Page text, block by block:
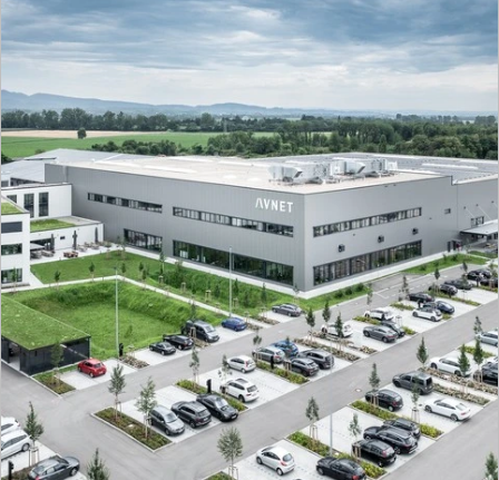
LIST Bau Rhein-Main
Präzise geplant, kompetent und pragmatisch
umgesetzt – für bessere Immobilien ohne
Umwege.
Mehr zur Gesellschaft